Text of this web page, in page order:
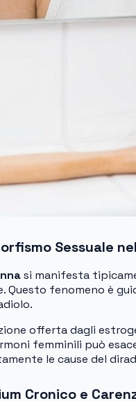
Sessuale
si manifesta
Questo fenomeno è
offerta dagli
femminili può
le cause del
Cronico e